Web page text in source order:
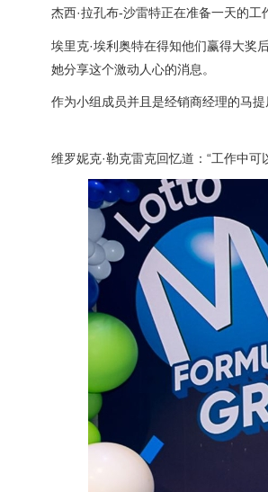
杰西·拉孔布-沙雷特正在准备一天的工
埃里克·埃利奥特在得知他们赢得大奖
她分享这个激动人心的消息。
作为小组成员并且是经销商经理的马
维罗妮克·勒克雷克回忆道：“工作中可